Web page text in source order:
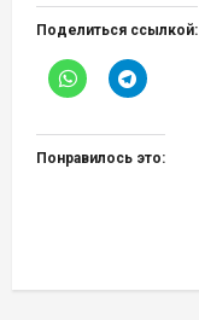
Поделиться ссылкой:
Понравилось это: